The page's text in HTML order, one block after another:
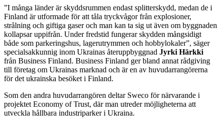
”I många länder är skyddsrummen endast splitterskydd, medan de i
Finland är utformade för att tåla tryckvågor från explosioner,
strålning och giftiga gaser och man kan ta sig ut även om byggnaden
kollapsar uppifrån. Under fredstid fungerar skydden mångsidigt
både som parkeringshus, lagerutrymmen och hobbylokaler”, säger
specialsakkunnig inom Ukrainas återuppbyggnad Jyrki Härkki
från Business Finland. Business Finland ger bland annat rådgiving
till företag om Ukrainas marknad och är en av huvudarrangörerna
för det ukrainska besöket i Finland.
Som den andra huvudarrangören deltar Sweco för närvarande i
projektet Economy of Trust, där man utreder möjligheterna att
utveckla hållbara industriparker i Ukraina.